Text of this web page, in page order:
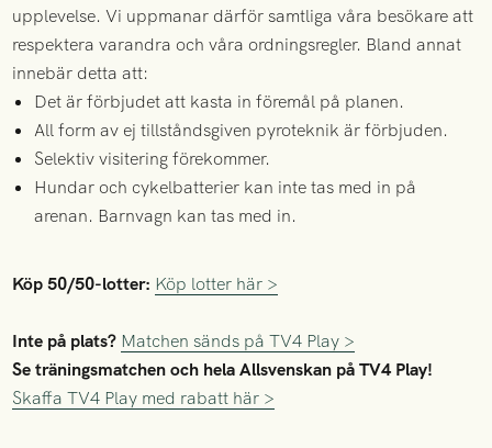
upplevelse. Vi uppmanar därför samtliga våra besökare att
respektera varandra och våra ordningsregler. Bland annat
innebär detta att:
Det är förbjudet att kasta in föremål på planen.
All form av ej tillståndsgiven pyroteknik är förbjuden.
Selektiv visitering förekommer.
Hundar och cykelbatterier kan inte tas med in på
arenan. Barnvagn kan tas med in.
Köp 50/50-lotter: Köp lotter här >
Inte på plats? Matchen sänds på TV4 Play >
Se träningsmatchen och hela Allsvenskan på TV4 Play!
Skaffa TV4 Play med rabatt här >